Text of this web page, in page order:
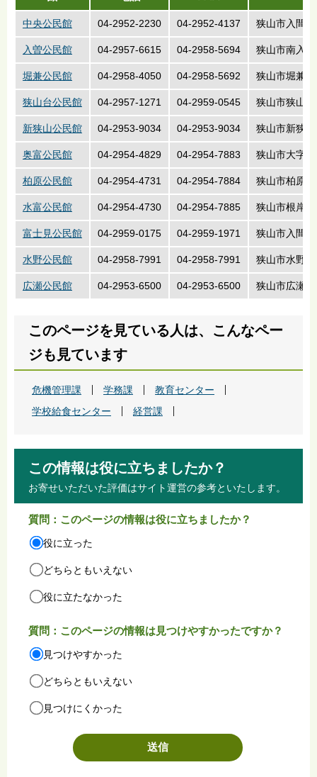
中央公民館 04-2952-2230 04-2952-4137 狭山市入間
入曽公民館 04-2957-6615 04-2958-5694 狭山市南入
堀兼公民館 04-2958-4050 04-2958-5692 狭山市堀兼
狭山台公民館 04-2957-1271 04-2959-0545 狭山市狭山
新狭山公民館 04-2953-9034 04-2953-9034 狭山市新狭
奥富公民館 04-2954-4829 04-2954-7883 狭山市大字
柏原公民館 04-2954-4731 04-2954-7884 狭山市柏原
水富公民館 04-2954-4730 04-2954-7885 狭山市根岸2
富士見公民館 04-2959-0175 04-2959-1971 狭山市入間
水野公民館 04-2958-7991 04-2958-7991 狭山市水野
広瀬公民館 04-2953-6500 04-2953-6500 狭山市広瀬
このページを見ている人は、こんなペー
ジも見ています
危機管理課 学務課
教育センター
学校給食センター
経営課
この情報は役に立ちましたか？
お寄せいただいた評価はサイト運営の参考といたします。
質問：このページの情報は役に立ちましたか？
役に立った
どちらともいえない
役に立たなかった
質問：このページの情報は見つけやすかったですか？
見つけやすかった
どちらともいえない
見つけにくかった